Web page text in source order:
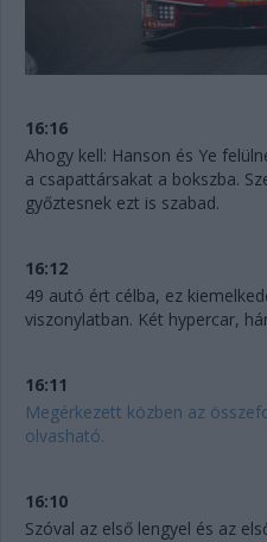
16:16
Ahogy kell: Hanson és Ye
a csapattársakat a bokszba.
győztesnek ezt is szabad.
16:12
49 autó ért célba, ez
viszonylatban. Két hypercar,
16:11
Megérkezett közben az
olvasható.
16:10
Szóval az első lengyel és az